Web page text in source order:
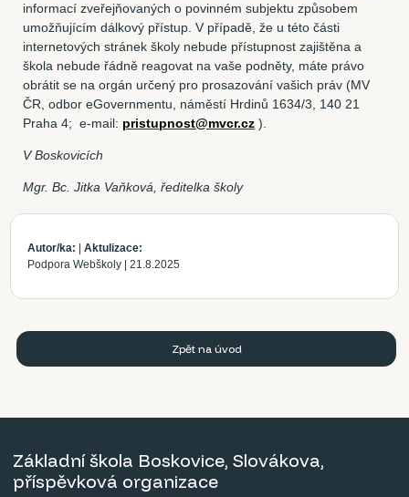
informací zveřejňovaných o povinném subjektu způsobem
umožňujícím dálkový přístup. V případě, že u této části
internetových stránek školy nebude přístupnost zajištěna a
škola nebude řádně reagovat na vaše podněty, máte právo
obrátit se na orgán určený pro prosazování vašich práv (MV
ČR, odbor eGovernmentu, náměstí Hrdinů 1634/3, 140 21
Praha 4; e-mail: pristupnost@mvcr.cz ).
V Boskovicích
Mgr. Bc. Jitka Vaňková, ředitelka školy
Autor/ka: | Aktulizace:
Podpora Webškoly | 21.8.2025
Zpět na úvod
Základní škola Boskovice, Slovákova,
příspěvková organizace